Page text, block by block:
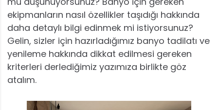
ekipmanların nasıl özellikler taşıdığı hakkında
daha detaylı bilgi edinmek mi istiyorsunuz?
Gelin, sizler için hazırladığımız banyo tadilatı ve
yenileme hakkında dikkat edilmesi gereken
kriterleri derlediğimiz yazımıza birlikte göz
atalım.